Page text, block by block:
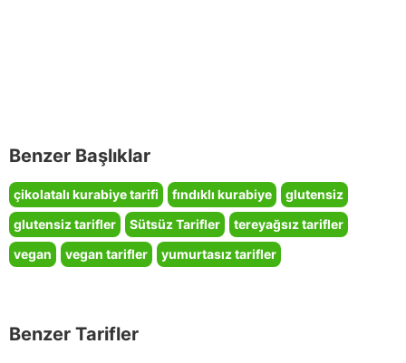
Benzer Başlıklar
çikolatalı kurabiye tarifi fındıklı kurabiye
glutensiz
glutensiz tarifler
Sütsüz Tarifler
tereyağsız tarifler
vegan
vegan tarifler yumurtasız tarifler
Benzer Tarifler